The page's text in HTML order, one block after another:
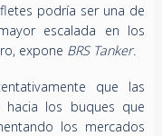
podría ser una de
escalada en los
expone BRS Tanker.
que las
hacia los buques que
los mercados